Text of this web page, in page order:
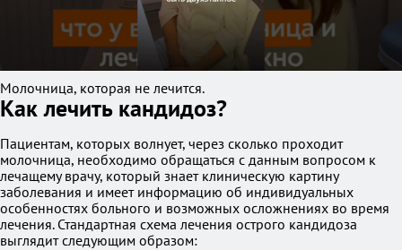
Молочница, которая не лечится.
Как лечить кандидоз?
Пациентам, которых волнует, через сколько проходит
молочница, необходимо обращаться с данным вопросом к
лечащему врачу, который знает клиническую картину
заболевания и имеет информацию об индивидуальных
особенностях больного и возможных осложнениях во время
лечения. Стандартная схема лечения острого кандидоза
выглядит следующим образом: